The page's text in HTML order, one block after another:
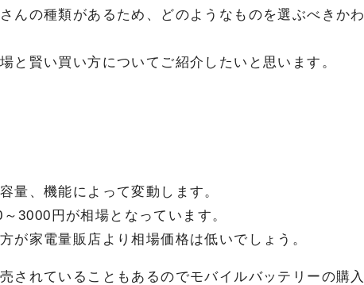
んの種類があるため、どのようなものを選ぶべきか
と賢い買い方についてご紹介したいと思います。
量、機能によって変動します。
3000円が相場となっています。
が家電量販店より相場価格は低いでしょう。
されていることもあるのでモバイルバッテリーの購